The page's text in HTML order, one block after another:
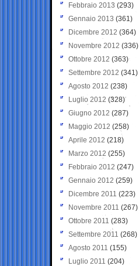
Febbraio 2013 (293)
Gennaio 2013 (361)
Dicembre 2012 (364)
Novembre 2012 (336)
Ottobre 2012 (363)
Settembre 2012 (341)
Agosto 2012 (238)
Luglio 2012 (328)
Giugno 2012 (287)
Maggio 2012 (258)
Aprile 2012 (218)
Marzo 2012 (255)
Febbraio 2012 (247)
Gennaio 2012 (259)
Dicembre 2011 (223)
Novembre 2011 (267)
Ottobre 2011 (283)
Settembre 2011 (268)
Agosto 2011 (155)
Luglio 2011 (204)